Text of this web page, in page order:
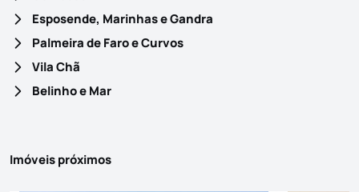
Esposende, Marinhas e Gandra
Palmeira de Faro e Curvos
Vila Chã
Belinho e Mar
Imóveis próximos